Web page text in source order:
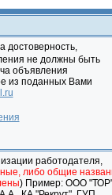
достоверность,
не должны быть
объявления
из поданных Вами
работодателя,
либо общие
) Пример: ООО